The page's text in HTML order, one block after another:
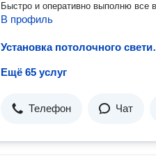
Быстро и оперативно выполню все
В профиль
Ещё 65 услуг
Телефон Чат